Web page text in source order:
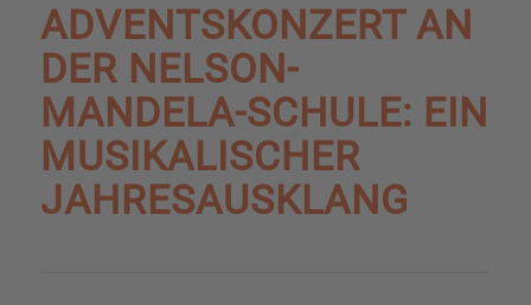
ADVENTSKONZERT AN
DER NELSON-
MANDELA-SCHULE: EIN
MUSIKALISCHER
JAHRESAUSKLANG